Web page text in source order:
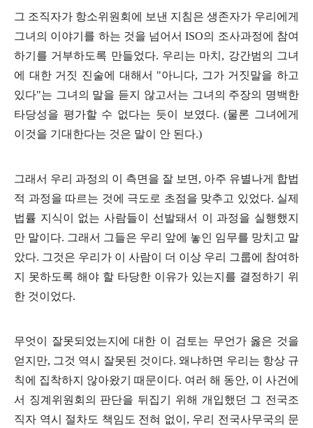
그 조직자가 항소위원회에 보낸 지침은 생존자가 우리에게
그녀의 이야기를 하는 것을 넘어서ISO의 조사과정에 참여
하기를 거부하도록 만들었다. 우리는 마치 , 강간범의 그녀
에 대한 거짓 진술에 대해서 "아니다, 그가 거짓말을 하고
있다"는 그녀의 말을 듣지 않고서는 그녀의 주장의 명백한
타당성을 평가할 수 없다는 듯이 보였다. (물론 그녀에게
이것을 기대한다는 것은 말이 안 된다.)
그래서 우리 과정의 이 측면을 잘 보면 , 아주 유별나게 합법
적 과정을 따르는 것에 극도로 초점을 맞추고 있었다. 실제
법률 지식이 없는 사람들이 선발돼서 이 과정을 실행했지
만 말이다. 그래서 그들은 우리 앞에 놓인 임무를 망치고 말
았다. 그것은 우리가 이 사람이 더 이상 우리 그룹에 참여하
지 못하도록 해야 할 타당한 이유가 있는지를 결정하기 위
한 것이었다.
무엇이 잘못되었는지에 대한 이 검토는 무언가 옳은 것을
얻지만, 그것 역시 잘못된 것이다. 왜냐하면 우리는 항상 규
칙에 집착하지 않아왔기 때문이다. 여러 해 동안, 이 사건에
서 징계위원회의 판단을 뒤집기 위해 개입했던 그 전국조
직자 역시 절차도 책임도 전혀 없이 , 우리 전국사무국의 문